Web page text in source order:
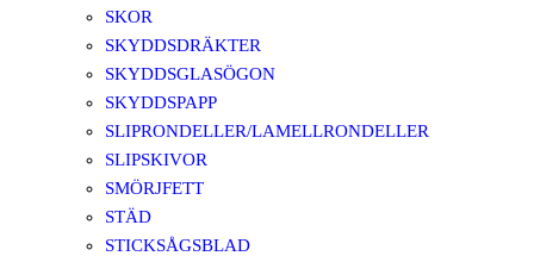
SKOR
SKYDDSDRÄKTER
SKYDDSGLASÖGON
SKYDDSPAPP
SLIPRONDELLER/LAMELLRONDELLER
SLIPSKIVOR
SMÖRJFETT
STÄD
STICKSÅGSBLAD